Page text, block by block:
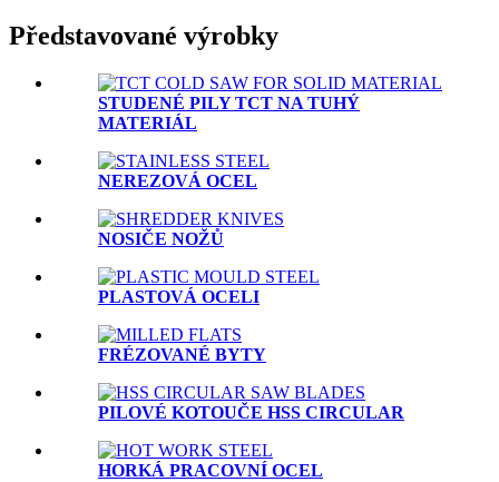
Představované výrobky
STUDENÉ PILY TCT NA TUHÝ
MATERIÁL
NEREZOVÁ OCEL
NOSIČE NOŽŮ
PLASTOVÁ OCELI
FRÉZOVANÉ BYTY
PILOVÉ KOTOUČE HSS CIRCULAR
HORKÁ PRACOVNÍ OCEL